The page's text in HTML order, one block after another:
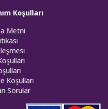
Koşulları
Metni
Koşulları
Sorular